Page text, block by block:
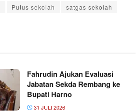
Putus sekolah
satgas sekolah
Fahrudin Ajukan Evaluasi
Jabatan Sekda Rembang ke
Bupati Harno
31 JULI 2026